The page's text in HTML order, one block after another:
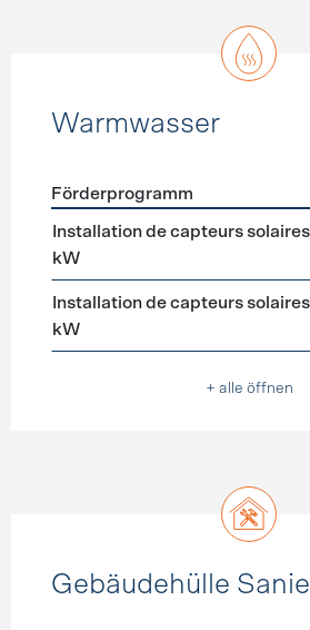
Warmwasser
Förderprogramme Warmwasser
Förderprogramm
Installation de capteurs
kW
Installation de capteurs
kW
+ alle öffnen
Gebäudehülle